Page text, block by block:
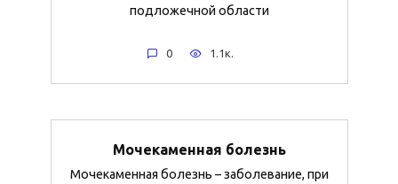
подложечной области
0 1.1к.
Мочекаменная болезнь
Мочекаменная болезнь – заболевание, при